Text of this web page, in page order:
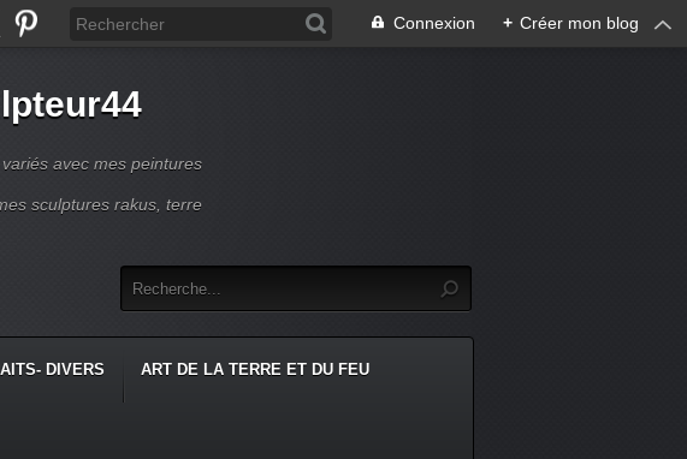
Connexion + Créer mon blog
avec mes peintures
sculptures rakus, terre
DIVERS ART DE LA TERRE ET DU FEU